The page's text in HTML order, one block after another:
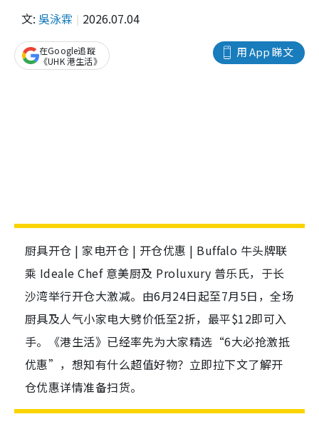
文: 吳泳霖 2026.07.04
用 App 睇文
在Google追蹤
《UHK 港生活》
厨具开仓 | 家电开仓 | 开仓优惠 | Buffalo 牛头牌联
乘 Ideale Chef 意美厨及 Proluxury 普乐氏，于长
沙湾举行开仓大激减。由6月24日起至7月5日，全场
厨具及人气小家电大劈价低至2折，最平$12即可入
手。《港生活》已经率先为大家精选“6大必抢激抵
优惠”，想知有什么超值好物？立即拉下文了解开
仓优惠详情准备扫货。